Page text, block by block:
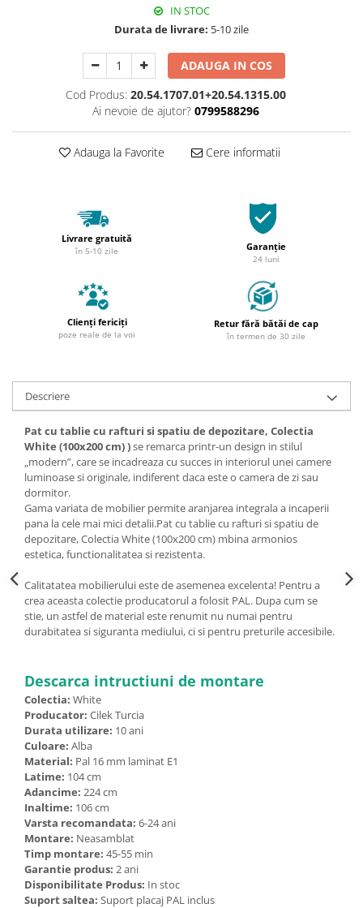
IN STOC
Durata de livrare: 5-10 zile
ADAUGA IN COS
Cod Produs: 20.54.1707.01+20.54.1315.00
Ai nevoie de ajutor? 0799588296
Adauga la Favorite Cere informatii
Livrare gratuită
în 5-10 zile Garanție
24 luni
Clienți fericiți
poze reale de la voi
Retur fără bătăi de cap
în termen de 30 zile
Descriere
Pat cu tablie cu rafturi si spatiu de depozitare, Colectia
White (100x200 cm) )se remarca printr-un design in stilul
„modern”, care se incadreaza cu succes in interiorul unei camere
luminoase si originale, indiferent daca este o camera de zi sau
dormitor.
Gama variata de mobilier permite aranjarea integrala a incaperii
pana la cele mai mici detalii.Pat cu tablie cu rafturi si spatiu de
depozitare, Colectia White (100x200 cm) mbina armonios
estetica, functionalitatea si rezistenta.
Calitatatea mobilierului este de asemenea excelenta! Pentru a
crea aceasta colectie producatorul a folosit PAL. Dupa cum se
stie, un astfel de material este renumit nu numai pentru
durabitatea si siguranta mediului, ci si pentru preturile accesibile.
Descarca intructiuni de montare
Colectia: White
Producator: Cilek Turcia
Durata utilizare: 10 ani
Culoare: Alba
Material: Pal 16 mm laminat E1
Latime: 104 cm
Adancime: 224 cm
Inaltime: 106 cm
Varsta recomandata: 6-24 ani
Montare: Neasamblat
Timp montare: 45-55 min
Garantie produs: 2 ani
Disponibilitate Produs: In stoc
Suport saltea: Suport placaj PAL inclus